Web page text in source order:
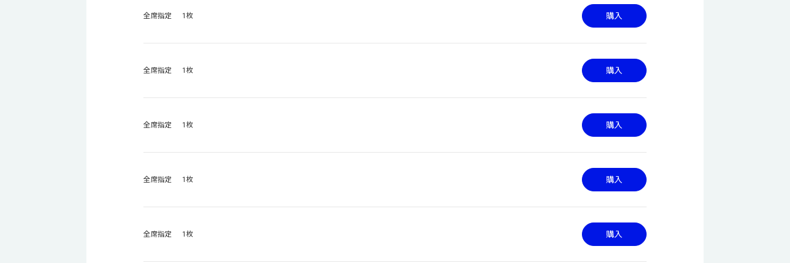
全席指定 1枚 購入
全席指定 1枚 購入
全席指定 1枚 購入
全席指定 1枚 購入
全席指定 1枚 購入